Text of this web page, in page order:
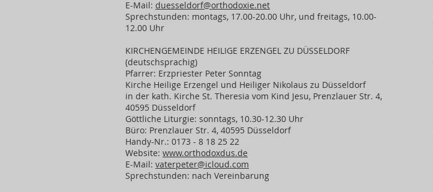
E-Mail: duesseldorf@orthodoxie.net
Sprechstunden: montags, 17.00-20.00 Uhr, und freitags, 10.00-
12.00 Uhr
KIRCHENGEMEINDE HEILIGE ERZENGEL ZU DÜSSELDORF
(deutschsprachig)
Pfarrer: Erzpriester Peter Sonntag
Kirche Heilige Erzengel und Heiliger Nikolaus zu Düsseldorf
in der kath. Kirche St. Theresia vom Kind Jesu, Prenzlauer Str. 4,
40595 Düsseldorf
Göttliche Liturgie: sonntags, 10.30-12.30 Uhr
Büro: Prenzlauer Str. 4, 40595 Düsseldorf
Handy-Nr.: 0173 - 8 18 25 22
Website: www.orthodoxdus.de
E-Mail: vaterpeter@icloud.com
Sprechstunden: nach Vereinbarung